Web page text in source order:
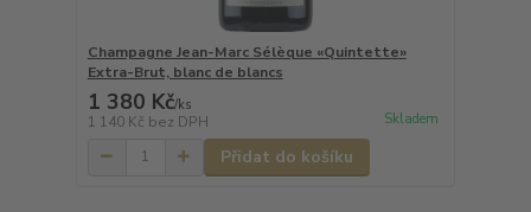
Champagne Jean-Marc Sélèque «Quintette»
Extra-Brut, blanc de blancs
1 380 Kč/ks
1 140 Kč bez DPH Skladem
Přidat do košíku